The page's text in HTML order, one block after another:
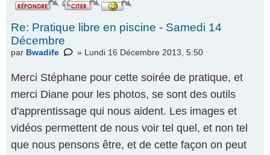
Re: Pratique libre en piscine - Samedi 14
Décembre
par Bwadife » Lundi 16 Décembre 2013, 5:50
Merci Stéphane pour cette soirée de pratique, et
merci Diane pour les photos, se sont des outils
d'apprentissage qui nous aident. Les images et
vidéos permettent de nous voir tel quel, et non tel
que nous pensons être, et de cette façon on peut